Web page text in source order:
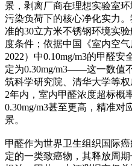
景，剥离厂商在理想实验室
污染负荷下的核心净化实力
准的30立方米不锈钢环境实
度条件；依据中国《室内空
2022）中0.10mg/m3的甲醛
定为0.30mg/m3——这一数值
筑科学研究院、清华大学等
2年内，室内甲醛浓度超标概
0.30mg/m3甚至更高，精准
景。
甲醛作为世界卫生组织国际
定的一类致癌物，其释放周